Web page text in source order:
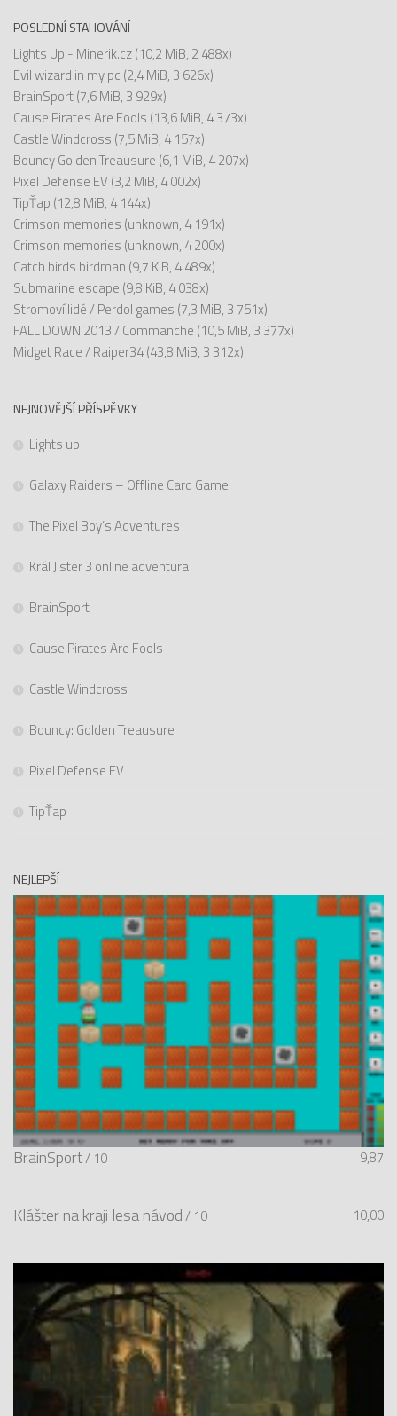
POSLEDNÍ STAHOVÁNÍ
Lights Up - Minerik.cz(10,2 MiB, 2 488x)
Evil wizard in my pc (2,4 MiB, 3 626x)
BrainSport(7,6 MiB, 3 929x)
Cause Pirates Are Fools (13,6 MiB, 4 373x)
Castle Windcross (7,5 MiB, 4 157x)
Bouncy Golden Treausure (6,1 MiB, 4 207x)
Pixel Defense EV (3,2 MiB, 4 002x)
TipŤap (12,8 MiB, 4 144x)
Crimson memories (unknown, 4 191x)
Crimson memories (unknown, 4 200x)
Catch birds birdman (9,7 KiB, 4 489x)
Submarine escape (9,8 KiB, 4 038x)
Stromoví lidé / Perdol games (7,3 MiB, 3 751x)
FALL DOWN 2013 / Commanche (10,5 MiB, 3 377x)
Midget Race / Raiper34(43,8 MiB, 3 312x)
NEJNOVĚJŠÍ PŘÍSPĚVKY
Lights up
Galaxy Raiders – Offline Card Game
The Pixel Boy’s Adventures
Král Jister 3 online adventura
BrainSport
Cause Pirates Are Fools
Castle Windcross
Bouncy: Golden Treausure
Pixel Defense EV
TipŤap
NEJLEPŠÍ
BrainSport 9,87
/ 10
Klášter na kraji lesa návod 10,00
/ 10